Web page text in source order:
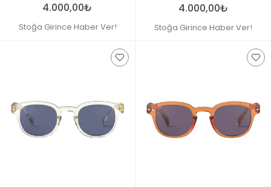
4.000,00₺
Stoğa Girince Haber Ver!
4.000,00₺
Stoğa Girince Haber Ver!